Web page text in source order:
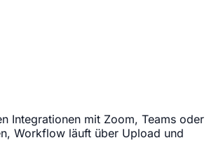
Integrationen mit Zoom, Teams oder
Workflow läuft über Upload und